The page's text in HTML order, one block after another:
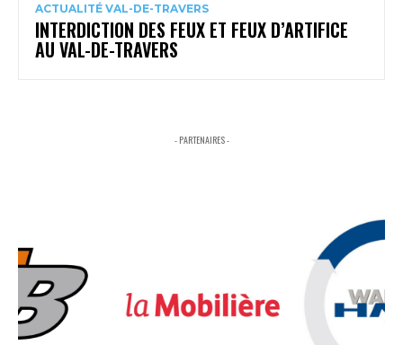
ACTUALITÉ VAL-DE-TRAVERS
INTERDICTION DES FEUX ET FEUX D’ARTIFICE
AU VAL-DE-TRAVERS
- PARTENAIRES -